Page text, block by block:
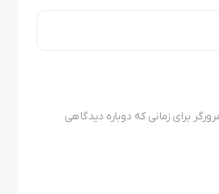
برای زمانی که دوباره دیدگاهی